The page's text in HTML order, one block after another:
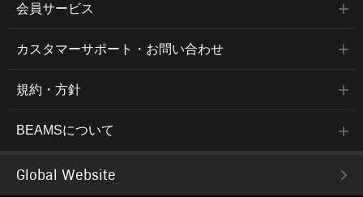
会員サービス
カスタマーサポート・お問い合わせ
規約・方針
BEAMSについて
Global Website